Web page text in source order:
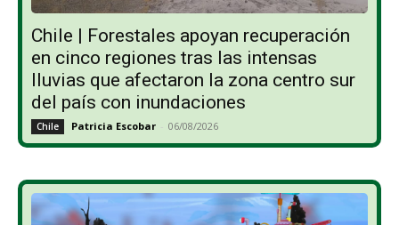
Chile | Forestales apoyan recuperación
en cinco regiones tras las intensas
lluvias que afectaron la zona centro sur
del país con inundaciones
Chile Patricia Escobar - 06/08/2026